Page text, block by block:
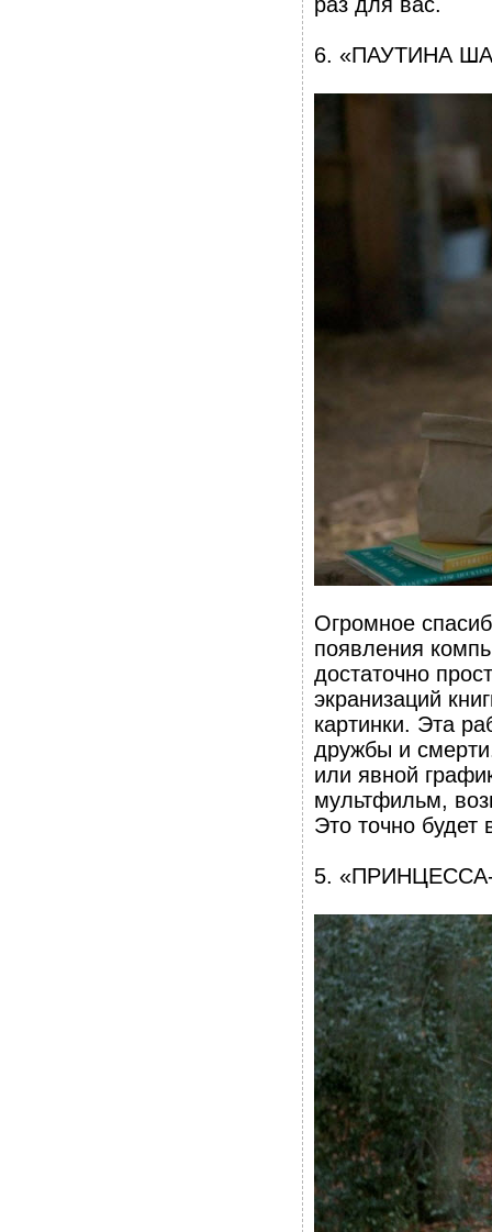
6. «ПАУТИНА
Огромное
появления
достаточно
экранизаций
картинки. Эта
дружбы и
или явной
мультфильм,
Это точно будет
5.